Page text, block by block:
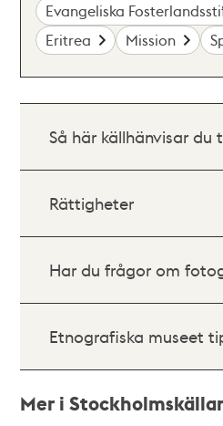
Evangeliska
Eritrea
Mission
Så här källhänvisar
Rättigheter
Har du frågor om
Etnografiska museet
Mer i